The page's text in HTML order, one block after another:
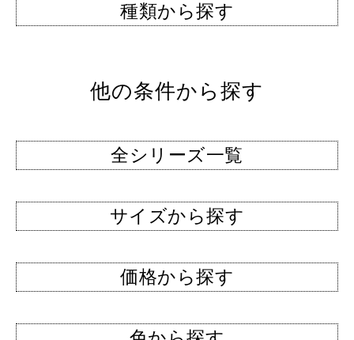
種類から探す
他の条件から探す
全シリーズ一覧
サイズから探す
価格から探す